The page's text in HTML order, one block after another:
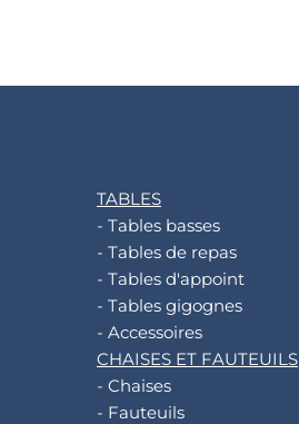
TABLES
- Tables basses
- Tables de repas
- Tables d'appoint
- Tables gigognes
- Accessoires
CHAISES ET FAUTEUILS
- Chaises
- Fauteuils